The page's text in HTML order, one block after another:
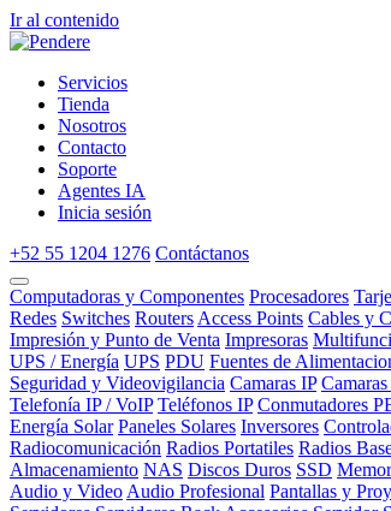
Ir al contenido
Servicios
Tienda
Nosotros
Contacto
Soporte
Agentes IA
Inicia sesión
+52 55 1204 1276 Contáctanos
Computadoras y Componentes Procesadores
Redes Switches Routers Access Points Cables y
Impresión y Punto de Venta Impresoras
UPS / Energía UPS PDU Fuentes de
Seguridad y Videovigilancia Camaras IP
Telefonía IP / VoIP Teléfonos IP Conmutadores
Energía Solar Paneles Solares Inversores
Radiocomunicación Radios Portatiles Radios
Almacenamiento NAS Discos Duros SSD
Audio y Video Audio Profesional Pantallas y